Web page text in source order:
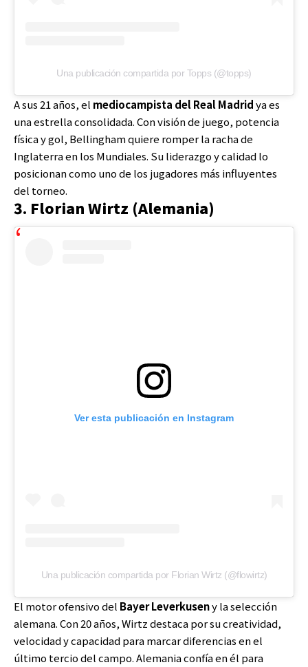
Una publicación compartida por Topps (@topps)
A sus 21 años, el mediocampista del Real Madridya es
una estrella consolidada. Con visión de juego, potencia
física y gol, Bellingham quiere romper la racha de
Inglaterra en los Mundiales. Su liderazgo y calidad lo
posicionan como uno de los jugadores más influyentes
del torneo.
3. Florian Wirtz (Alemania)
Ver esta publicación en Instagram
Una publicación compartida por Florian Wirtz (@flowirtz)
El motor ofensivo del Bayer Leverkuseny la selección
alemana. Con 20 años, Wirtz destaca por su creatividad,
velocidad y capacidad para marcar diferencias en el
último tercio del campo. Alemania confía en él para